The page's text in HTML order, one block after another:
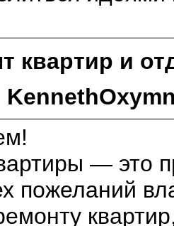
квартир и
— это
пожеланий